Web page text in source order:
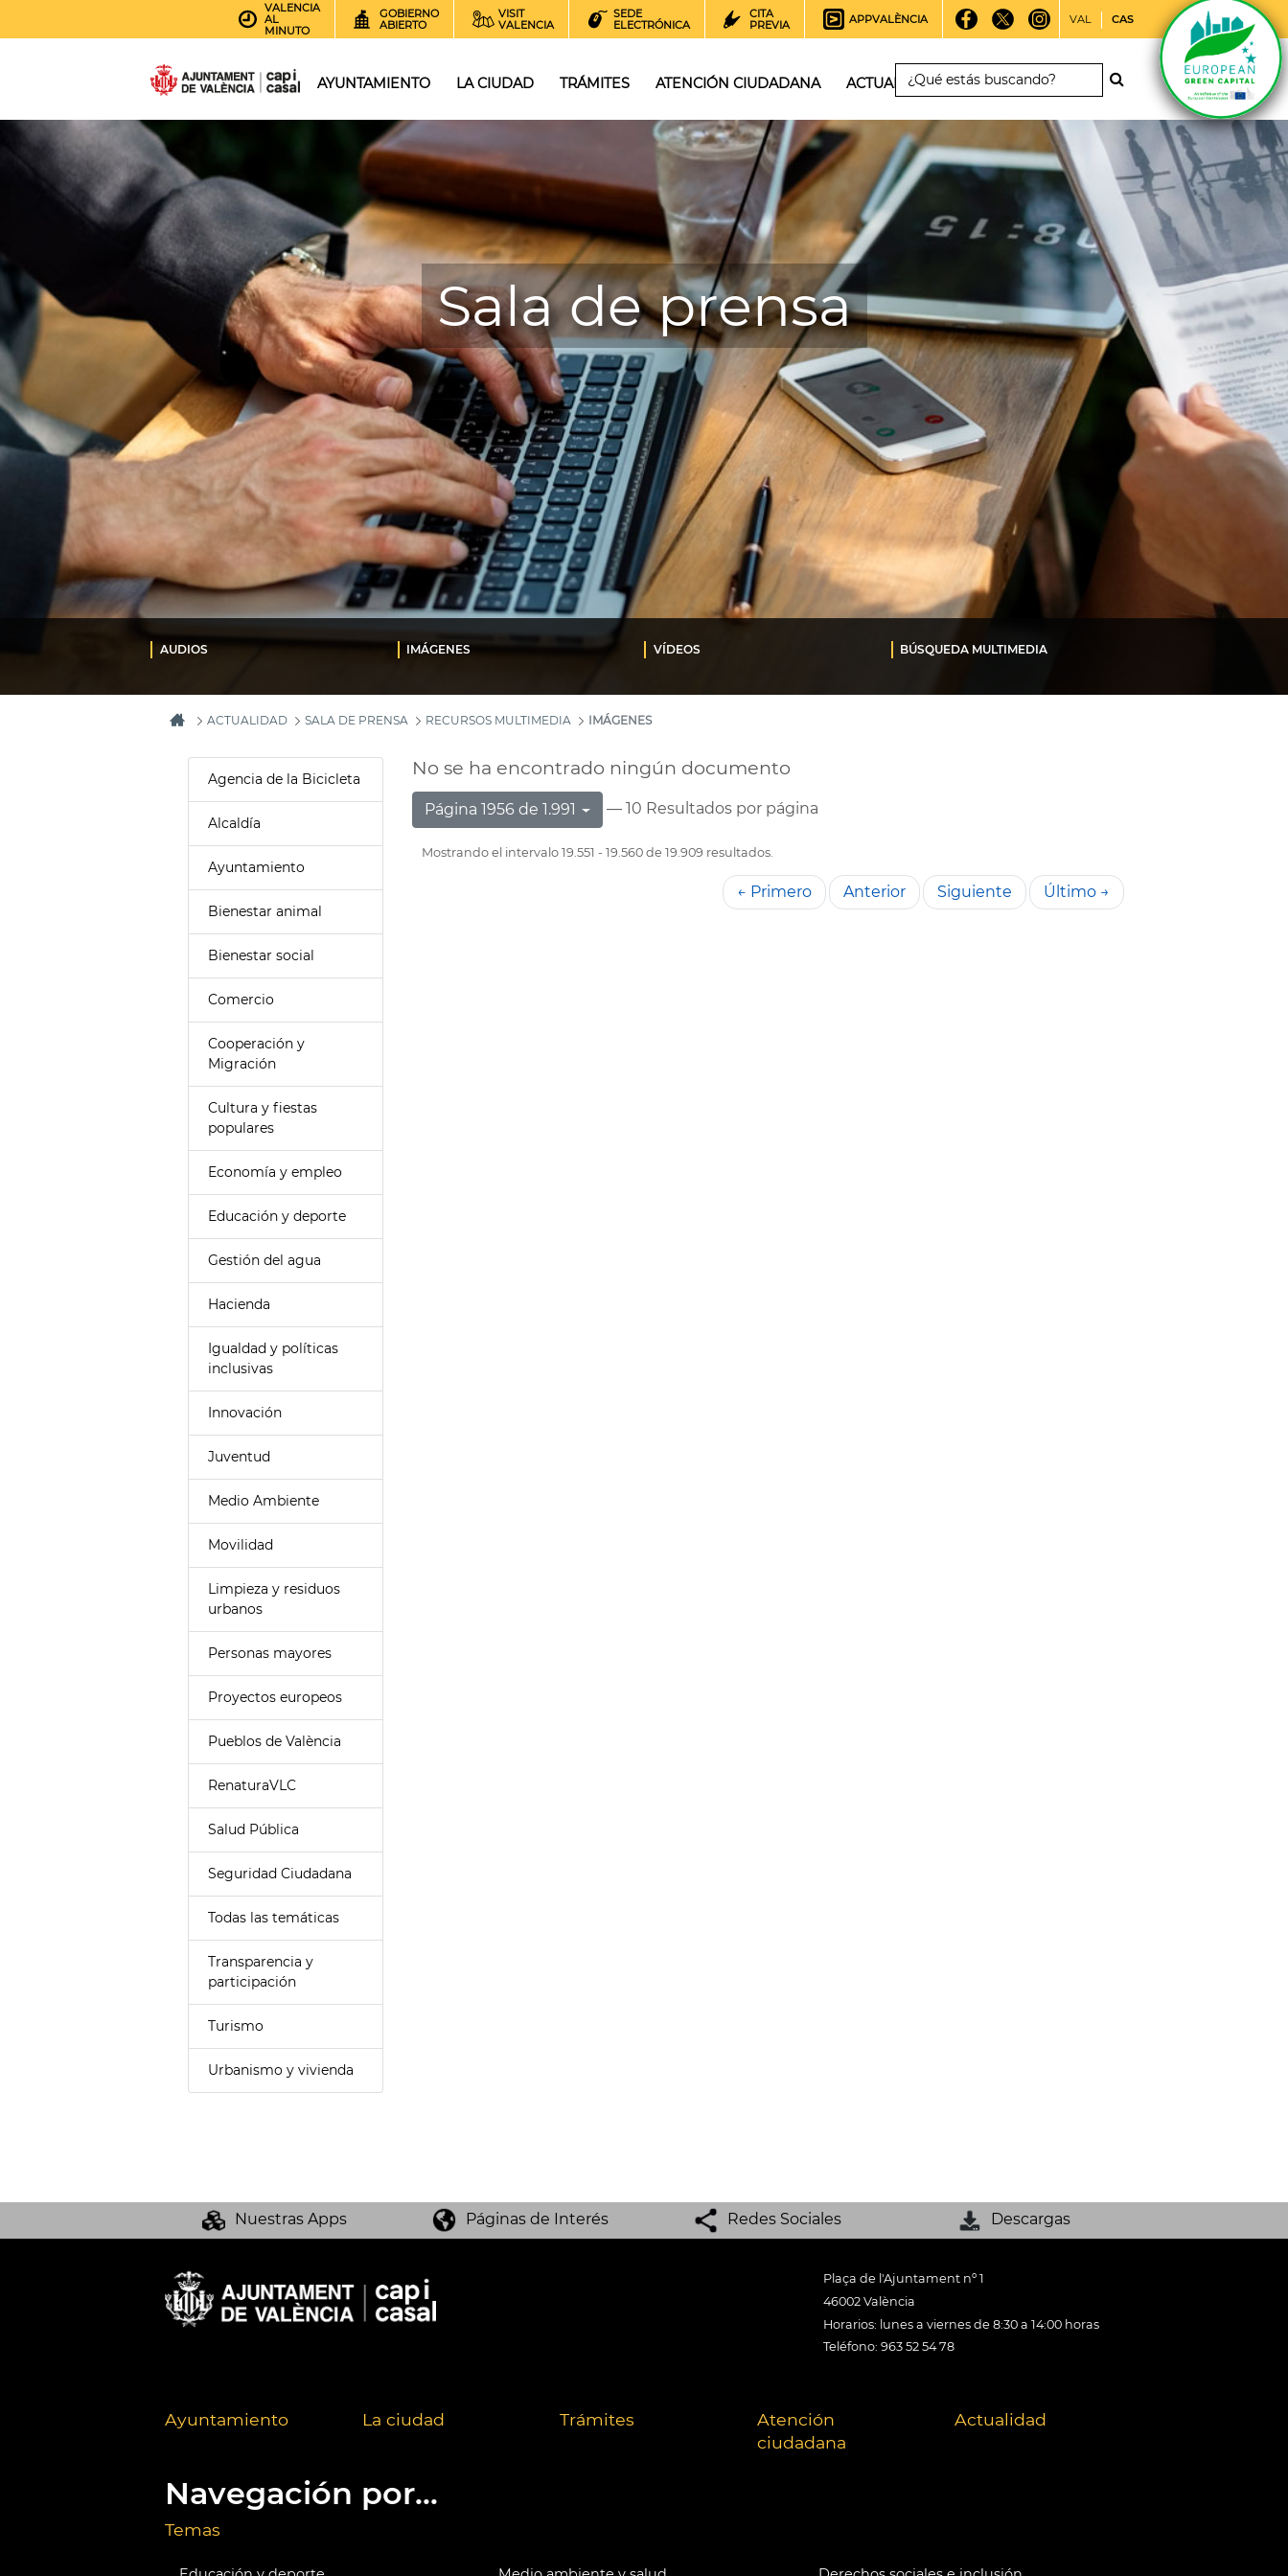
VALENCIA
AL
MINUTO
GOBIERNO
ABIERTO
VISIT
VALENCIA
SEDE
ELECTRÓNICA
CITA
PREVIA
APPVALÈNCIA VAL CAS
AYUNTAMIENTO LA CIUDAD TRÁMITES ATENCIÓN CIUDADANA ACTUALIDAD
Sala de prensa
AUDIOS IMÁGENES VÍDEOS BÚSQUEDA MULTIMEDIA
ACTUALIDAD SALA DE PRENSA RECURSOS MULTIMEDIA IMÁGENES
Agencia de la Bicicleta
Alcaldía
Ayuntamiento
Bienestar animal
Bienestar social
Comercio
Cooperación y
Migración
Cultura y fiestas
populares
Economía y empleo
Educación y deporte
Gestión del agua
Hacienda
Igualdad y políticas
inclusivas
Innovación
Juventud
Medio Ambiente
Movilidad
Limpieza y residuos
urbanos
Personas mayores
Proyectos europeos
Pueblos de València
RenaturaVLC
Salud Pública
Seguridad Ciudadana
Todas las temáticas
Transparencia y
participación
Turismo
Urbanismo y vivienda
No se ha encontrado ningún documento
Página 1956 de 1.991 — 10 Resultados por página
Mostrando el intervalo 19.551 - 19.560 de 19.909 resultados.
← Primero Anterior Siguiente Último →
Nuestras Apps Páginas de Interés Redes Sociales Descargas
Plaça de l'Ajuntament nº 1
46002 València
Horarios: lunes a viernes de 8:30 a 14:00 horas
Teléfono: 963 52 54 78
Ayuntamiento La ciudad Trámites
Atención
ciudadana
Actualidad
Navegación por...
Temas